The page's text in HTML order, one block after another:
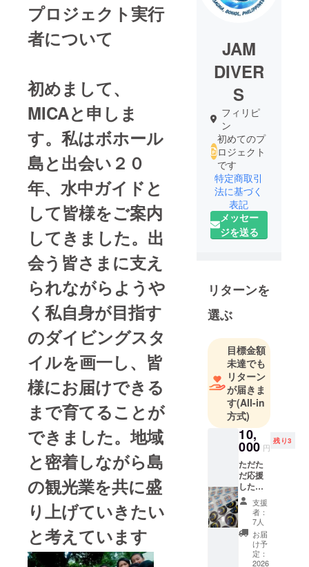
プロジェクト実行
者について
初めまして、
MICAと申しま
す。私はボホール
島と出会い２０
年、水中ガイドと
して皆様をご案内
してきました。出
会う皆さまに支え
られながらようや
く私自身が目指す
のダイビングスタ
イルを画一し、皆
様にお届けできる
まで育てることが
できました。地域
と密着しながら島
の観光業を共に盛
り上げていきたい
と考えています
JAM
DIVER
S
フィリピ
ン
初めてのプ
ロジェクト
です
特定商取引
法に基づく
表記
メッセー
ジを送る
リターンを
選ぶ
目標金額
未達でも
リターン
が届きま
す(All-in
方式)
10,
000 円
残り3
ただた
だ応援
した
い！頑
張れ！
ありが
とうご
ざいま
す ココ
ロを込
支援
者：
7人
お届
け予
定：
2026